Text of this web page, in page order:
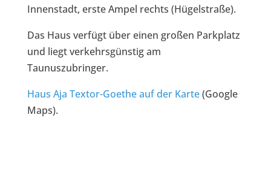
Innenstadt, erste Ampel rechts (Hügelstraße).
Das Haus verfügt über einen großen Parkplatz
und liegt verkehrsgünstig am
Taunuszubringer.
Haus Aja Textor-Goethe auf der Karte(Google
Maps).